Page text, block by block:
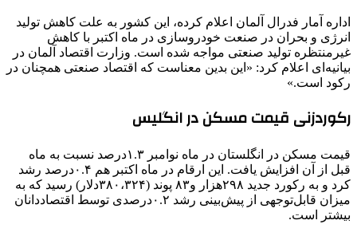
اداره آمار فدرال آلمان اعلام کرده، این کشور به‌ علت کاهش تولید
انرژی و بحران در صنعت خودروسازی در ‌ماه اکتبر با کاهش
غیرمنتظره تولید صنعتی مواجه شده است. وزارت اقتصاد آلمان در
بیانیه‌ای اعلام کرد: «این بدین معناست که اقتصاد صنعتی همچنان در
رکود است.»
رکوردزنی قیمت مسکن در انگلیس
قیمت مسکن در انگلستان در ماه نوامبر ۱.۳درصد نسبت به ‌ماه
قبل از آن افزایش یافت. این ارقام در ‌ماه اکتبر هم ۰.۴درصد رشد
کرد و به رکورد جدید ۲۹۸هزار و۸۳ پوند (۳۸۰،۳۲۴دلار) رسید که به
‌میزان قابل‌توجهی از پیش‌بینی رشد ۰.۲درصدی توسط اقتصاددانان
بیشتر است.